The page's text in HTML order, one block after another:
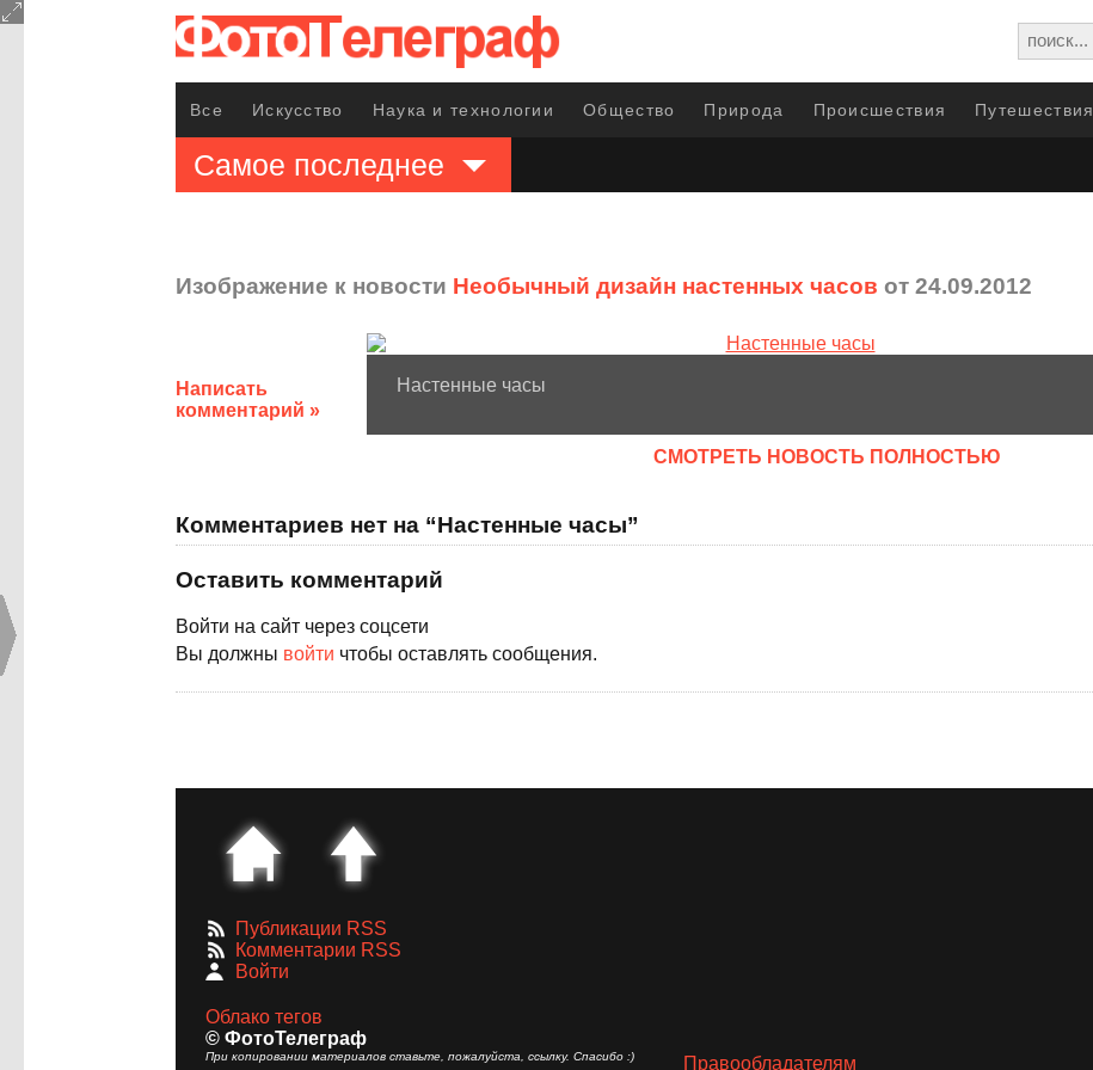
Все Искусство Наука и технологии Общество Природа Происшествия
Самое последнее
Изображение к новости Необычный дизайн настенных часов от 24.09.2012
Написать
комментарий »
Настенные часы
CМОТРЕТЬ НОВОСТЬ ПОЛНОСТЬЮ
Комментариев нет на “Настенные часы”
Оставить комментарий
Войти на сайт через соцсети
Вы должны войти чтобы оставлять сообщения.
Публикации RSS
Комментарии RSS
Войти
Облако тегов
© ФотоТелеграф
При копировании материалов ставьте, пожалуйста, ссылку. Спасибо :) Правообладателям